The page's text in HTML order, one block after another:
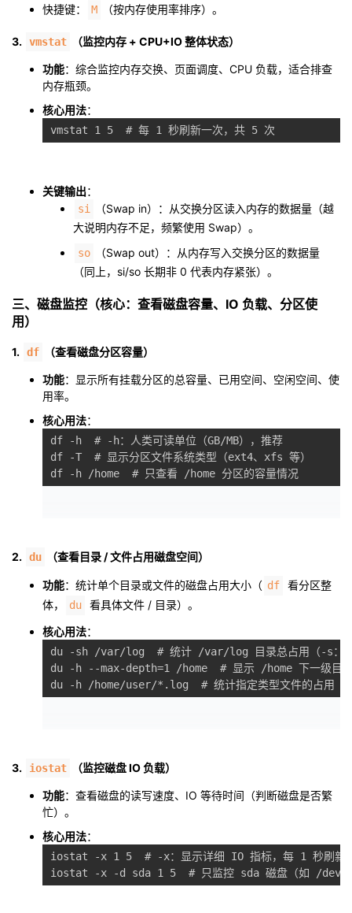
快捷键：
M （按内存使用率排序）。
3. vmstat （监控内存 + CPU+IO 整体状态）
功能：综合监控内存交换、页面调度、CPU 负载，适合排查
内存瓶颈。
核心用法：
关键输出：
si
（Swap in）：从交换分区读入内存的数据量（越
大说明内存不足，频繁使用 Swap）。
so
（Swap out）：从内存写入交换分区的数据量
（同上，si/so 长期非 0 代表内存紧张）。
三、磁盘监控（核心：查看磁盘容量、IO 负载、分区使
用）
1. df （查看磁盘分区容量）
功能：显示所有挂载分区的总容量、已用空间、空闲空间、使
用率。
核心用法：
df -h  # -h：人类可读单位（GB/MB），推荐
df -T  # 显示分区文件系统类型（ext4、xfs 等）
2. du （查看目录 / 文件占用磁盘空间）
功能：统计单个目录或文件的磁盘占用大小（ df
看分区整
体，
du
看具体文件 / 目录）。
核心用法：
du -sh /var/log  # 统计 /var/log 目录总占用（-s：只
du -h --max-depth=1 /home  # 显示 /home 下一级目录
3. iostat （监控磁盘 IO 负载）
功能：查看磁盘的读写速度、IO 等待时间（判断磁盘是否繁
忙）。
核心用法：
iostat -x 1 5  # -x：显示详细 IO 指标，每 1 秒刷新